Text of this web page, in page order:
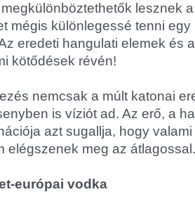
lesznek
mégis különlegessé tenni egy
eredeti hangulati elemek és
kötődések révén!
nemcsak a múlt katonai
is víziót ad. Az erő, a
azt sugallja, hogy
elégszenek meg az átlagossal.
európai vodka